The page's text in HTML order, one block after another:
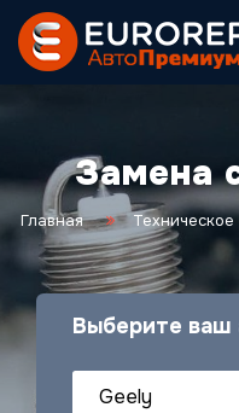
Замена
Главная
Выберите ваш
Geely